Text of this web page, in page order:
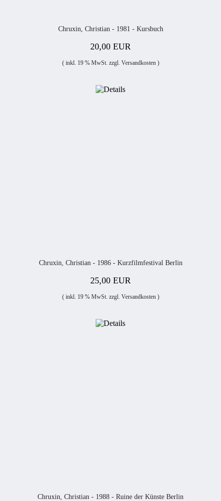
Chruxin, Christian - 1981 - Kursbuch
20,00 EUR
( inkl. 19 % MwSt. zzgl. Versandkosten)
Chruxin, Christian - 1986 - Kurzfilmfestival Berlin
25,00 EUR
( inkl. 19 % MwSt. zzgl. Versandkosten)
Chruxin, Christian - 1988 - Ruine der Künste Berlin